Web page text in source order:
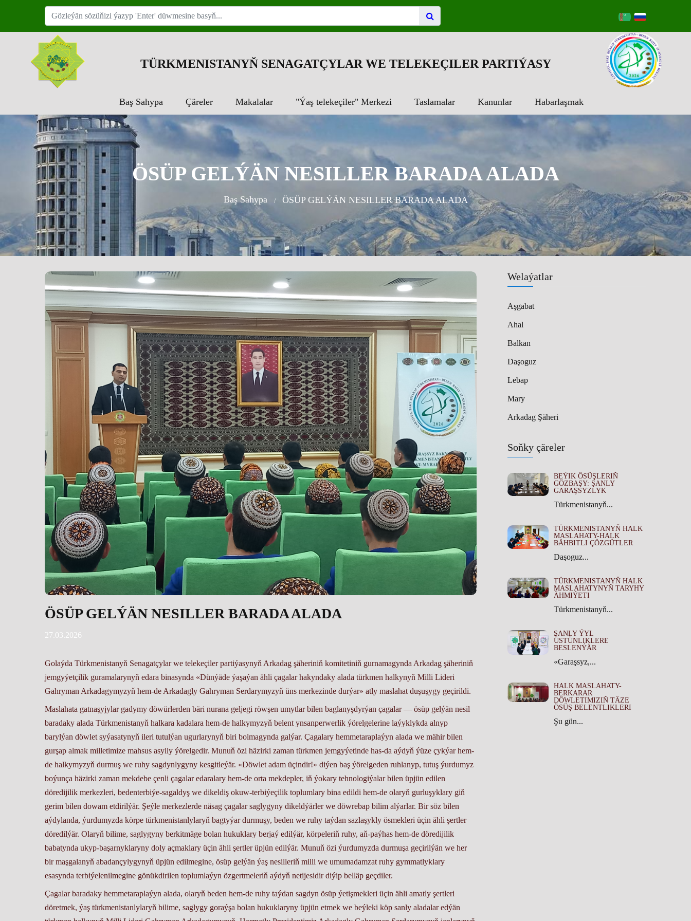
TÜRKMENISTANYŇ SENAGATÇYLAR WE TELEKEÇILER PARTIÝASY
Baş Sahypa Çäreler Makalalar "Ýaş telekeçiler" Merkezi Taslamalar Kanunlar Habarlaşmak
ÖSÜP GELÝÄN NESILLER BARADA ALADA
Baş Sahypa ÖSÜP GELÝÄN NESILLER BARADA ALADA
Welaýatlar
Aşgabat
Ahal
Balkan
Daşoguz
Lebap
Mary
Arkadag Şäheri
Soňky çäreler
BEÝIK ÖSÜŞLERIŇ
GÖZBAŞY: ŞANLY
GARAŞSYZLYK
Türkmenistanyň...
TÜRKMENISTANYŇ HALK
MASLAHATY-HALK
BÄHBITLI ÇÖZGÜTLER
Daşoguz...
TÜRKMENISTANYŇ HALK
MASLAHATYNYŇ TARYHY
ÄHMIÝETI
Türkmenistanyň...
ŞANLY ÝYL
ÜSTÜNLIKLERE
BESLENÝÄR
«Garaşsyz,...
HALK MASLAHATY-
BERKARAR
DÖWLETIMIZIŇ TÄZE
ÖSÜŞ BELENTLIKLERI
Şu gün...
ÖSÜP GELÝÄN NESILLER BARADA ALADA
27.03.2026
Golaýda Türkmenistanyň Senagatçylar we telekeçiler partiýasynyň Arkadag şäheriniň komitetiniň gurnamagynda Arkadag şäheriniň
jemgyýetçilik guramalarynyň edara binasynda «Dünýäde ýaşaýan ähli çagalar hakyndaky alada türkmen halkynyň Milli Lideri
Gahryman Arkadagymyzyň hem-de Arkadagly Gahryman Serdarymyzyň üns merkezinde durýar» atly maslahat duşuşygy geçirildi.
Maslahata gatnaşyjylar gadymy döwürlerden bäri nurana geljegi röwşen umytlar bilen baglanyşdyrýan çagalar — ösüp gelýän nesil
baradaky alada Türkmenistanyň halkara kadalara hem-de halkymyzyň belent ynsanperwerlik ýörelgelerine laýyklykda alnyp
barylýan döwlet syýasatynyň ileri tutulýan ugurlarynyň biri bolmagynda galýar. Çagalary hemmetaraplaýyn alada we mähir bilen
gurşap almak milletimize mahsus asylly ýörelgedir. Munuň özi häzirki zaman türkmen jemgyýetinde has-da aýdyň ýüze çykýar hem-
de halkymyzyň durmuş we ruhy sagdynlygyny kesgitleýär. «Döwlet adam üçindir!» diýen baş ýörelgeden ruhlanyp, tutuş ýurdumyz
boýunça häzirki zaman mekdebe çenli çagalar edaralary hem-de orta mekdepler, iň ýokary tehnologiýalar bilen üpjün edilen
döredijilik merkezleri, bedenterbiýe-sagaldyş we dikeldiş okuw-terbiýeçilik toplumlary bina edildi hem-de olaryň gurluşyklary giň
gerim bilen dowam etdirilýär. Şeýle merkezlerde näsag çagalar saglygyny dikeldýärler we döwrebap bilim alýarlar. Bir söz bilen
aýdylanda, ýurdumyzda körpe türkmenistanlylaryň bagtyýar durmuşy, beden we ruhy taýdan sazlaşykly ösmekleri üçin ähli şertler
döredilýär. Olaryň bilime, saglygyny berkitmäge bolan hukuklary berjaý edilýär, körpeleriň ruhy, aň-paýhas hem-de döredijilik
babatynda ukyp-başarnyklaryny doly açmaklary üçin ähli şertler üpjün edilýär. Munuň özi ýurdumyzda durmuşa geçirilýän we her
bir maşgalanyň abadançylygynyň üpjün edilmegine, ösüp gelýän ýaş nesilleriň milli we umumadamzat ruhy gymmatlyklary
esasynda terbiýelenilmegine gönükdirilen toplumlaýyn özgertmeleriň aýdyň netijesidir diýip belläp geçdiler.
Çagalar baradaky hemmetaraplaýyn alada, olaryň beden hem-de ruhy taýdan sagdyn ösüp ýetişmekleri üçin ähli amatly şertleri
döretmek, ýaş türkmenistanlylaryň bilime, saglygy goraýşa bolan hukuklaryny üpjün etmek we beýleki köp sanly aladalar edýän